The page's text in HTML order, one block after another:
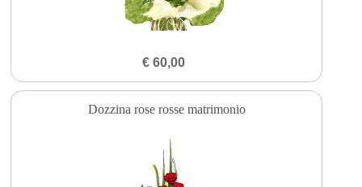
€ 60,00
Dozzina rose rosse matrimonio